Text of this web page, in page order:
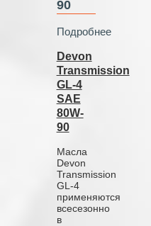
90
Подробнее
Devon
Transmission
GL-4
SAE
80W-
90
Масла
Devon
Transmission
GL-4
применяются
всесезонно
в